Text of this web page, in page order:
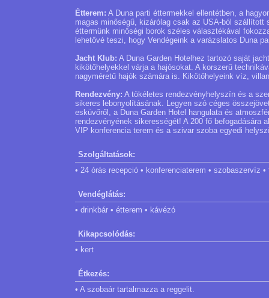
Étterem: A Duna parti éttermekkel ellentétben, a
magas minőségű, kizárólag csak az USA-ból szállított
éttermünk minőségi borok széles választékával
lehetővé teszi, hogy Vendégeink a varázslatos Duna
Jacht Klub: A Duna Garden Hotelhez tartozó saját
kikötőhelyekkel várja a hajósokat. A korszerű
nagyméretű hajók számára is. Kikötőhelyeink víz,
Rendezvény: A tökéletes rendezvényhelyszín és a
sikeres lebonyolításának. Legyen szó céges
esküvőről, a Duna Garden Hotel hangulata és
rendezvényének sikerességét! A 200 fő
VIP konferencia terem és a szivar szoba egyedi
Szolgáltatások:
• 24 órás recepció • konferenciaterem • szobaszervíz •
Vendéglátás:
• drinkbár • étterem • kávézó
Kikapcsolódás:
• kert
Étkezés:
• A szobaár tartalmazza a reggelit.